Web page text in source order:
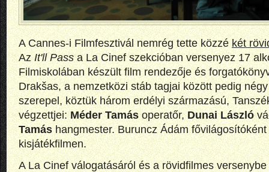
A Cannes-i Filmfesztivál nemrég tette közzékét
AzIt'll Passa La Cinef szekcióban versenyez 17
Filmiskolában készült film rendezője és
Drakšas, a nemzetközi stáb tagjai között pedig
szerepel, köztük három erdélyi származású,
végzettjei:Méder Tamásoperatőr,Dunai László
Tamáshangmester. Buruncz Ádám
kisjátékfilmen.
A La Cinef válogatásáról és a rövidfilmes